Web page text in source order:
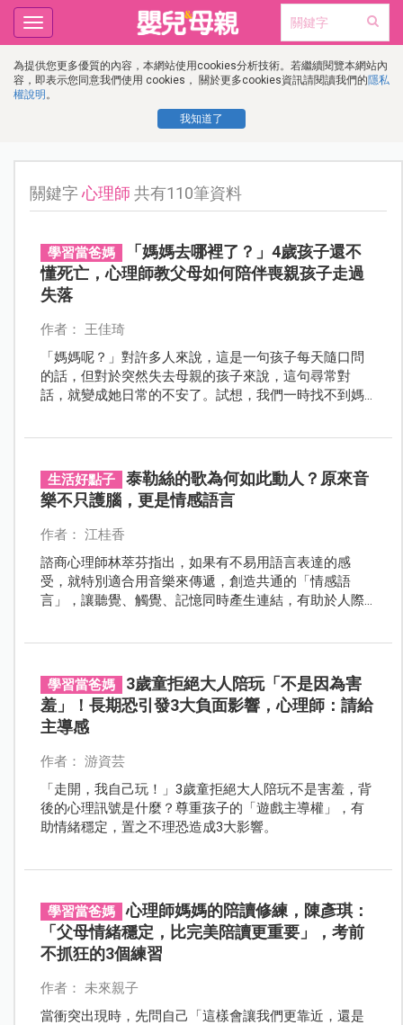
為提供您更多優質的內容，本網站使用cookies分析技術。若繼續閱覽本網站內
容，即表示您同意我們使用 cookies， 關於更多cookies資訊請閱讀我們的隱私
權說明 。
我知道了
Toggle
navigation
關鍵字心理師 共有110筆資料
學習當爸媽
「媽媽去哪裡了？」4歲孩子還不
懂死亡，心理師教父母如何陪伴喪親孩子走過
失落
作者： 王佳琦
「媽媽呢？」對許多人來說，這是一句孩子每天隨口問
的話，但對於突然失去母親的孩子來說，這句尋常對
話，就變成她日常的不安了。試想，我們一時找不到媽
生活好點子
泰勒絲的歌為何如此動人？原來音
樂不只護腦，更是情感語言
作者： 江桂香
諮商心理師林萃芬指出，如果有不易用語言表達的感
受，就特別適合用音樂來傳遞，創造共通的「情感語
言」，讓聽覺、觸覺、記憶同時產生連結，有助於人際
學習當爸媽
3歲童拒絕大人陪玩「不是因為害
羞」！長期恐引發3大負面影響，心理師：請給
主導感
作者： 游資芸
「走開，我自己玩！」3歲童拒絕大人陪玩不是害羞，背
後的心理訊號是什麼？尊重孩子的「遊戲主導權」，有
助情緒穩定，置之不理恐造成3大影響。
學習當爸媽
心理師媽媽的陪讀修練，陳彥琪：
「父母情緒穩定，比完美陪讀更重要」，考前
不抓狂的3個練習
作者： 未來親子
當衝突出現時，先問自己「這樣會讓我們更靠近，還是